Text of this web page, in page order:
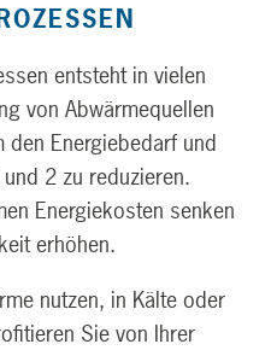
entsteht in vielen
von Abwärmequellen
den Energiebedarf und
2 zu reduzieren.
Energiekosten senken
erhöhen.
nutzen, in Kälte oder
Sie von Ihrer